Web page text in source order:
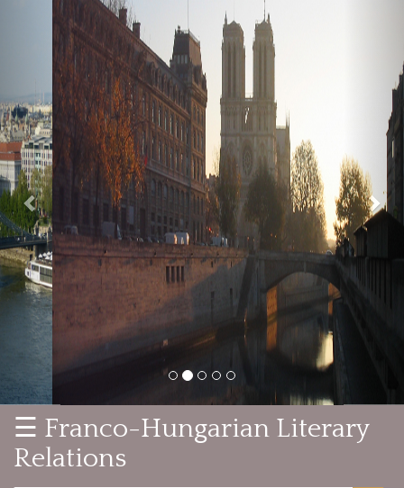
Previous
☰ Franco-Hungarian Literary
Relations